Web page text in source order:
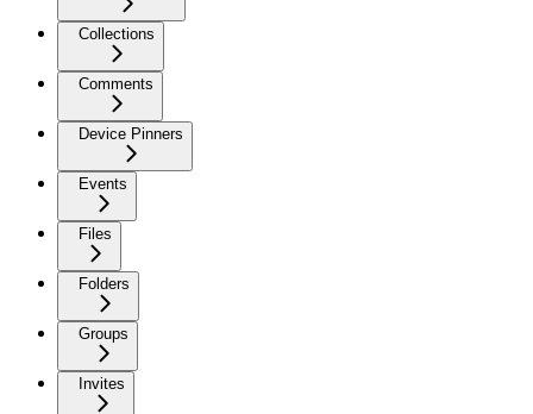
Collections
Comments
Device Pinners
Events
Files
Folders
Groups
Invites